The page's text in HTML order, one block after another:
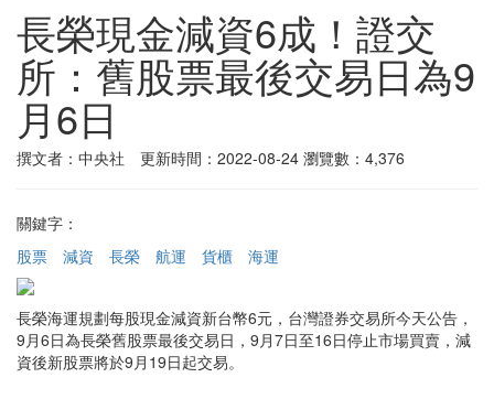
長榮現金減資6成！證交
所：舊股票最後交易日為9
月6日
撰文者：中央社 更新時間：2022-08-24 瀏覽數：4,376
關鍵字：
股票
減資 長榮 航運 貨櫃 海運
長榮海運規劃每股現金減資新台幣6元，台灣證券交易所今天公告，
9月6日為長榮舊股票最後交易日，9月7日至16日停止市場買賣，減
資後新股票將於9月19日起交易。